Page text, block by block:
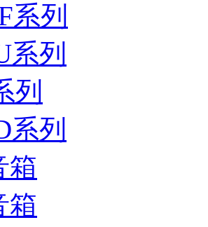
系列
系列
列
系列
箱
箱